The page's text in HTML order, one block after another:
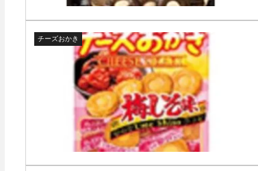
チーズおかき